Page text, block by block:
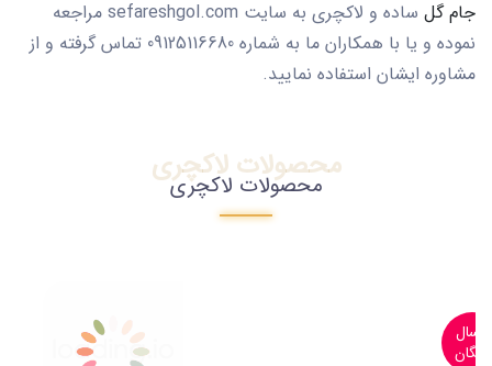
جام گل
ساده و لاکچری به سایت sefareshgol.com مراجعه
نموده و یا با همکاران ما به شماره 09125116680 تماس گرفته و از
مشاوره ایشان استفاده نمایید.
محصولات لاکچری
محصولات لاکچری
ارسال
رایگان